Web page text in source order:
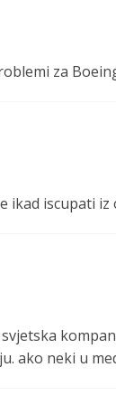
za
ikad iscupati iz
ako neki u